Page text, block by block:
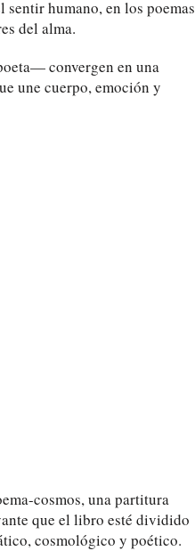
humano, en los poemas
del alma.
convergen en una
une cuerpo, emoción y
cosmos, una partitura
que el libro esté dividido
cosmológico y poético.